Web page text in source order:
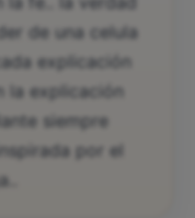
de una celula
explicación
la explicación
siempre
por el